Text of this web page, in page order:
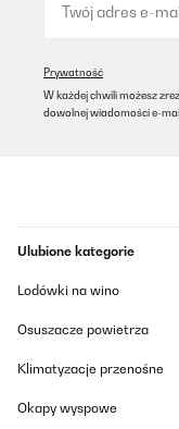
Prywatność
W każdej chwili możesz
dowolnej wiadomości e-
Ulubione kategorie
Lodówki na wino
Osuszacze powietrza
Klimatyzacje przenośne
Okapy wyspowe